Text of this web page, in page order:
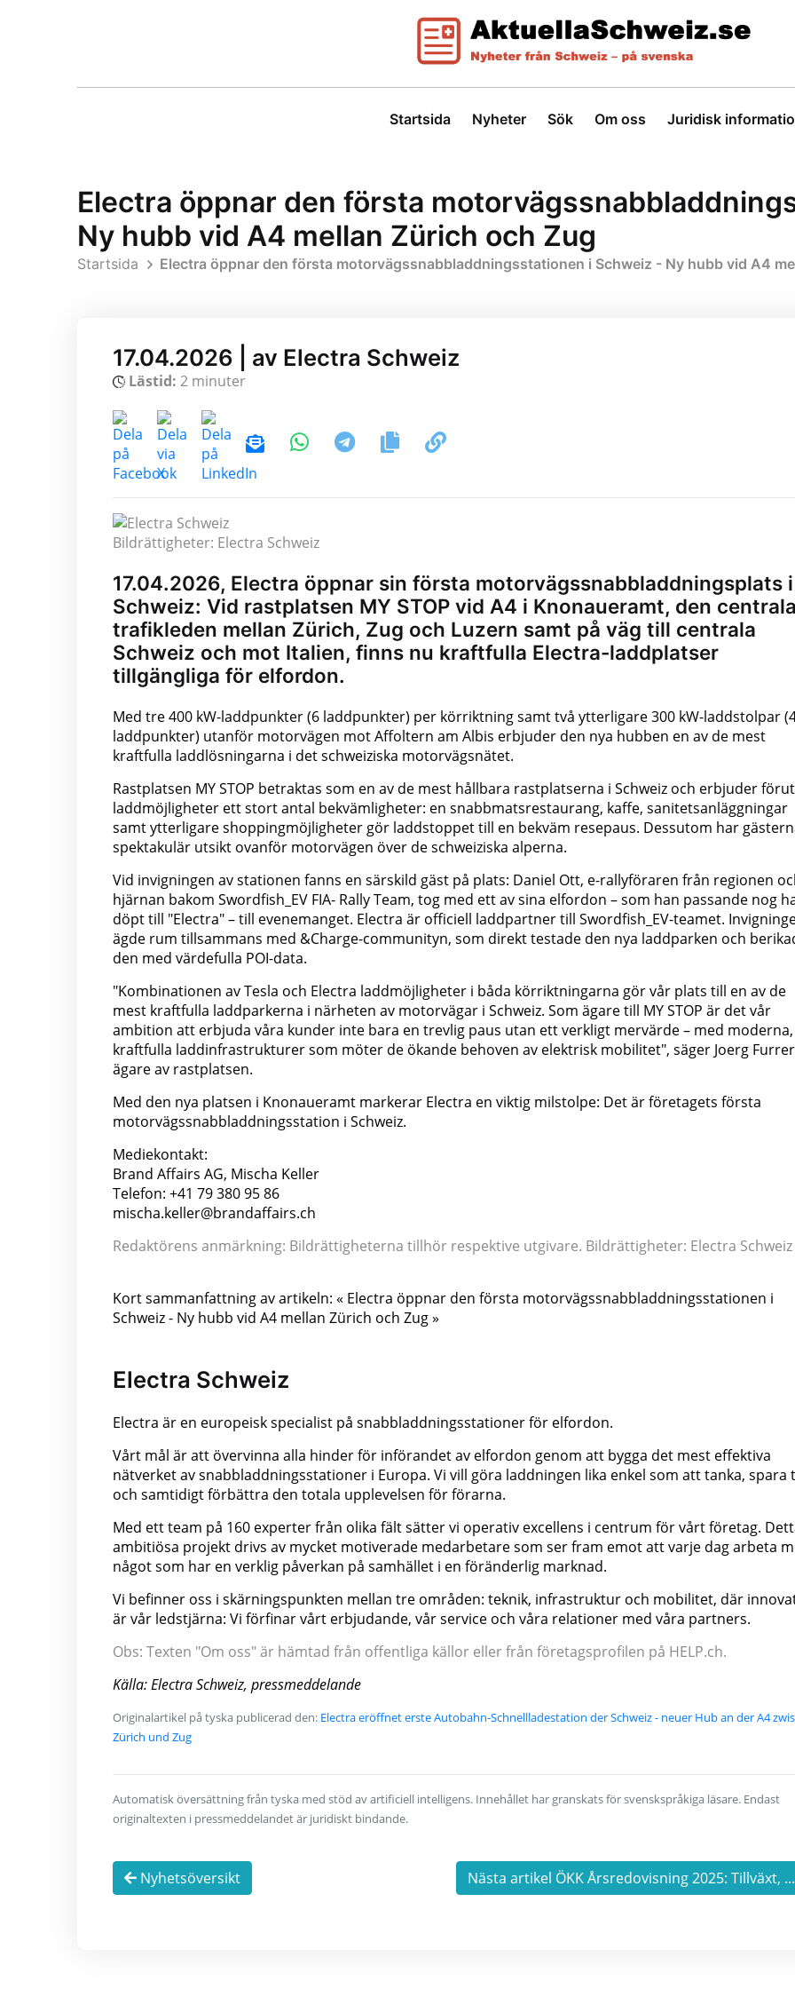
Startsida Nyheter Sök Om oss Juridisk
Electra öppnar den första
Ny hubb vid A4 mellan Zürich och Zug
Startsida Electra öppnar den första motorvägssnabbladdningsstationen i Schweiz - Ny hubb vid A4
17.04.2026 | av Electra Schweiz
Lästid: 2 minuter
Bildrättigheter: Electra Schweiz
17.04.2026, Electra öppnar sin första motorvägssnabbladdningsplats i
Schweiz: Vid rastplatsen MY STOP vid A4 i Knonaueramt, den centrala
trafikleden mellan Zürich, Zug och Luzern samt på väg till centrala
Schweiz och mot Italien, finns nu kraftfulla Electra-laddplatser
tillgängliga för elfordon.
Med tre 400 kW-laddpunkter (6 laddpunkter) per körriktning samt två ytterligare 300 kW-laddstolpar
laddpunkter) utanför motorvägen mot Affoltern am Albis erbjuder den nya hubben en av de mest
kraftfulla laddlösningarna i det schweiziska motorvägsnätet.
Rastplatsen MY STOP betraktas som en av de mest hållbara rastplatserna i Schweiz och erbjuder
laddmöjligheter ett stort antal bekvämligheter: en snabbmatsrestaurang, kaffe, sanitetsanläggningar
samt ytterligare shoppingmöjligheter gör laddstoppet till en bekväm resepaus. Dessutom har
spektakulär utsikt ovanför motorvägen över de schweiziska alperna.
Vid invigningen av stationen fanns en särskild gäst på plats: Daniel Ott, e-rallyföraren från regionen
hjärnan bakom Swordfish_EV FIA- Rally Team, tog med ett av sina elfordon – som han passande nog
döpt till "Electra" – till evenemanget. Electra är officiell laddpartner till Swordfish_EV-teamet.
ägde rum tillsammans med &Charge-communityn, som direkt testade den nya laddparken och
den med värdefulla POI-data.
"Kombinationen av Tesla och Electra laddmöjligheter i båda körriktningarna gör vår plats till en av de
mest kraftfulla laddparkerna i närheten av motorvägar i Schweiz. Som ägare till MY STOP är det vår
ambition att erbjuda våra kunder inte bara en trevlig paus utan ett verkligt mervärde – med moderna,
kraftfulla laddinfrastrukturer som möter de ökande behoven av elektrisk mobilitet", säger Joerg
ägare av rastplatsen.
Med den nya platsen i Knonaueramt markerar Electra en viktig milstolpe: Det är företagets första
motorvägssnabbladdningsstation i Schweiz.
Mediekontakt:
Brand Affairs AG, Mischa Keller
Telefon: +41 79 380 95 86
mischa.keller@brandaffairs.ch
Redaktörens anmärkning: Bildrättigheterna tillhör respektive utgivare. Bildrättigheter: Electra Schweiz
Kort sammanfattning av artikeln: « Electra öppnar den första motorvägssnabbladdningsstationen i
Schweiz - Ny hubb vid A4 mellan Zürich och Zug »
Electra Schweiz
Electra är en europeisk specialist på snabbladdningsstationer för elfordon.
Vårt mål är att övervinna alla hinder för införandet av elfordon genom att bygga det mest effektiva
nätverket av snabbladdningsstationer i Europa. Vi vill göra laddningen lika enkel som att tanka, spara
och samtidigt förbättra den totala upplevelsen för förarna.
Med ett team på 160 experter från olika fält sätter vi operativ excellens i centrum för vårt företag.
ambitiösa projekt drivs av mycket motiverade medarbetare som ser fram emot att varje dag arbeta
något som har en verklig påverkan på samhället i en föränderlig marknad.
Vi befinner oss i skärningspunkten mellan tre områden: teknik, infrastruktur och mobilitet, där
är vår ledstjärna: Vi förfinar vårt erbjudande, vår service och våra relationer med våra partners.
Obs: Texten "Om oss" är hämtad från offentliga källor eller från företagsprofilen på HELP.ch.
Källa: Electra Schweiz, pressmeddelande
Originalartikel på tyska publicerad den: Electra eröffnet erste Autobahn-Schnellladestation der Schweiz - neuer Hub an der A4
Zürich und Zug
Automatisk översättning från tyska med stöd av artificiell intelligens. Innehållet har granskats för svenskspråkiga läsare. Endast
originaltexten i pressmeddelandet är juridiskt bindande.
Nyhetsöversikt Nästa artikel ÖKK Årsredovisning 2025: Tillväxt, ...